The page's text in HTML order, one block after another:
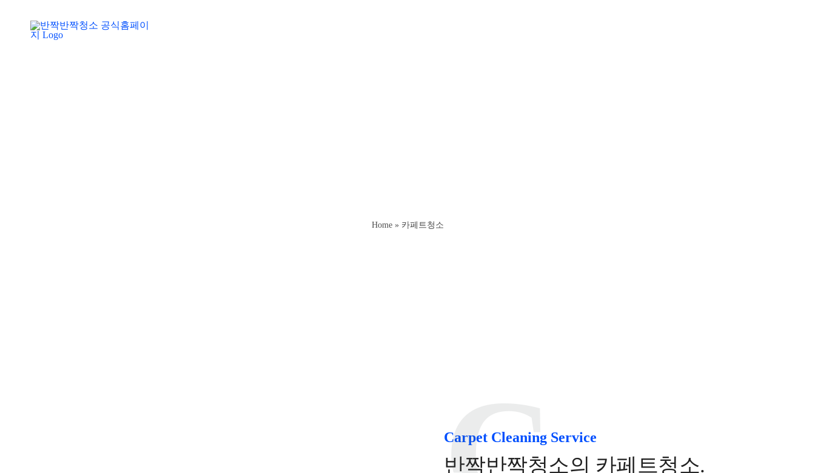
Home» 카페트청소
Carpet Cleaning Service
반짝반짝청소의 카페트청소.